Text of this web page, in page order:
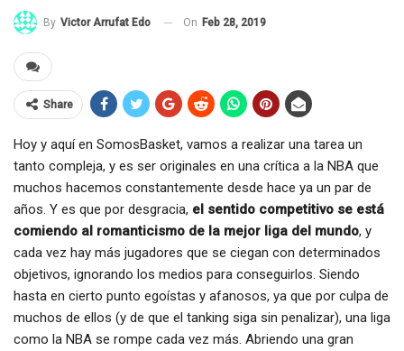
By Victor Arrufat Edo On Feb 28, 2019
Share
Hoy y aquí en SomosBasket, vamos a realizar una tarea un
tanto compleja, y es ser originales en una crítica a la NBA que
muchos hacemos constantemente desde hace ya un par de
años. Y es que por desgracia, el sentido competitivo se está
comiendo al romanticismo de la mejor liga del mundo, y
cada vez hay más jugadores que se ciegan con determinados
objetivos, ignorando los medios para conseguirlos. Siendo
hasta en cierto punto egoístas y afanosos, ya que por culpa de
muchos de ellos (y de que el tanking siga sin penalizar), una liga
como la NBA se rompe cada vez más. Abriendo una gran